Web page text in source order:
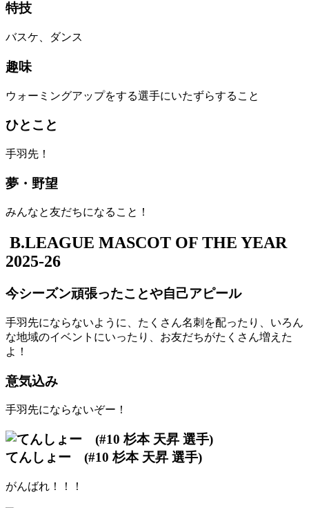
特技
バスケ、ダンス
趣味
ウォーミングアップをする選手にいたずらすること
ひとこと
手羽先！
夢・野望
みんなと友だちになること！
B.LEAGUE MASCOT OF THE YEAR
2025-26
今シーズン頑張ったことや自己アピール
手羽先にならないように、たくさん名刺を配ったり、いろん
な地域のイベントにいったり、お友だちがたくさん増えた
よ！
意気込み
手羽先にならないぞー！
てんしょー (#10 杉本 天昇 選手)
がんばれ！！！